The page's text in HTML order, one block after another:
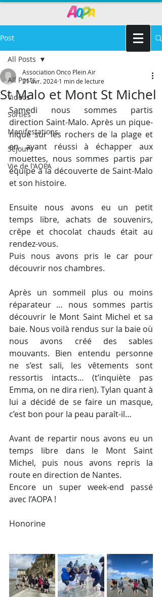
Post
All Posts
Vidéos
Sorties
Manifestations
Séjours
Vie de l'AOPA
All Posts
St Malo et Mont St Michel
Association Onco Plein Air
21 avr. 2024 1 min de lecture
Samedi nous sommes partis
direction Saint-Malo. Après un pique-
nique sur les rochers de la plage et
en ayant réussi à échapper aux
mouettes, nous sommes partis par
équipe à la découverte de Saint-Malo
et son histoire.
Ensuite nous avons eu un petit
temps libre, achats de souvenirs,
crêpe et chocolat chauds était au
rendez-vous.
Puis nous avons pris le car pour
découvrir nos chambres.
Après un sommeil plus ou moins
réparateur … nous sommes partis
découvrir le Mont Saint Michel et sa
baie. Nous voilà rendus sur la baie où
nous avons créé des sables
mouvants. Bien entendu personne
ne s’est sali, les vêtements sont
ressortis intacts… (t’inquiète pas
Emma, on ne dira rien). Tylan quant à
lui a décidé de se faire un masque,
c’est bon pour la peau paraît-il…
Avant de repartir nous avons eu un
temps libre dans le Mont Saint
Michel, puis nous avons repris la
route en direction de Nantes.
Encore un super week-end passé
avec l’AOPA !
Honorine